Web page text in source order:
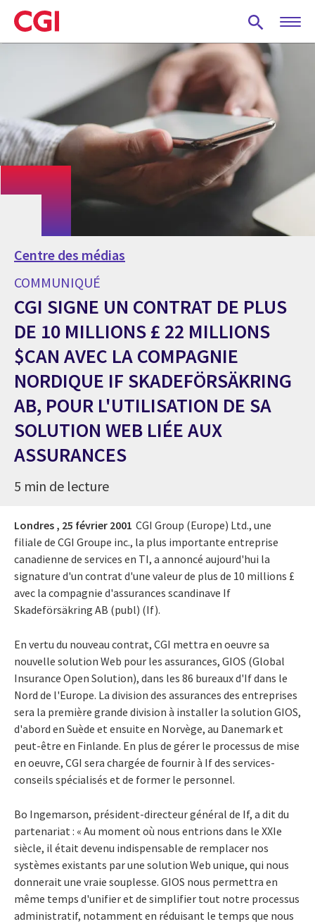
Skip
to
main
Centre des médias
COMMUNIQUÉ
CGI SIGNE UN CONTRAT DE PLUS
DE 10 MILLIONS £ 22 MILLIONS
$CAN AVEC LA COMPAGNIE
NORDIQUE IF SKADEFÖRSÄKRING
AB, POUR L'UTILISATION DE SA
SOLUTION WEB LIÉE AUX
ASSURANCES
5 min de lecture
Londres , 25 février 2001 CGI Group (Europe) Ltd., une
filiale de CGI Groupe inc., la plus importante entreprise
canadienne de services en TI, a annoncé aujourd'hui la
signature d'un contrat d'une valeur de plus de 10 millions £
avec la compagnie d'assurances scandinave If
Skadeförsäkring AB (publ) (If).
En vertu du nouveau contrat, CGI mettra en oeuvre sa
nouvelle solution Web pour les assurances, GIOS (Global
Insurance Open Solution), dans les 86 bureaux d'If dans le
Nord de l'Europe. La division des assurances des entreprises
sera la première grande division à installer la solution GIOS,
d'abord en Suède et ensuite en Norvège, au Danemark et
peut-être en Finlande. En plus de gérer le processus de mise
en oeuvre, CGI sera chargée de fournir à If des services-
conseils spécialisés et de former le personnel.
Bo Ingemarson, président-directeur général de If, a dit du
partenariat : « Au moment où nous entrions dans le XXIe
siècle, il était devenu indispensable de remplacer nos
systèmes existants par une solution Web unique, qui nous
donnerait une vraie souplesse. GIOS nous permettra en
même temps d'unifier et de simplifier tout notre processus
administratif, notamment en réduisant le temps que nous